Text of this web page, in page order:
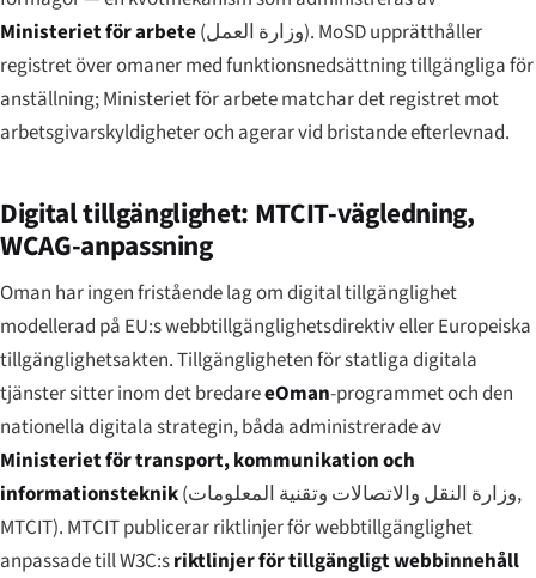
Ministeriet för arbete(وزارة العمل). MoSD upprätthåller
registret över omaner med funktionsnedsättning tillgängliga för
anställning; Ministeriet för arbete matchar det registret mot
arbetsgivarskyldigheter och agerar vid bristande efterlevnad.
Digital tillgänglighet: MTCIT-vägledning,
WCAG-anpassning
Oman har ingen fristående lag om digital tillgänglighet
modellerad på EU:s webbtillgänglighetsdirektiv eller Europeiska
tillgänglighetsakten. Tillgängligheten för statliga digitala
tjänster sitter inom det bredareeOman-programmet och den
nationella digitala strategin, båda administrerade av
Ministeriet för transport, kommunikation och
informationsteknik(وزارة النقل والاتصالات وتقنية المعلومات,
MTCIT). MTCIT publicerar riktlinjer för webbtillgänglighet
anpassade till W3C:sriktlinjer för tillgängligt webbinnehåll